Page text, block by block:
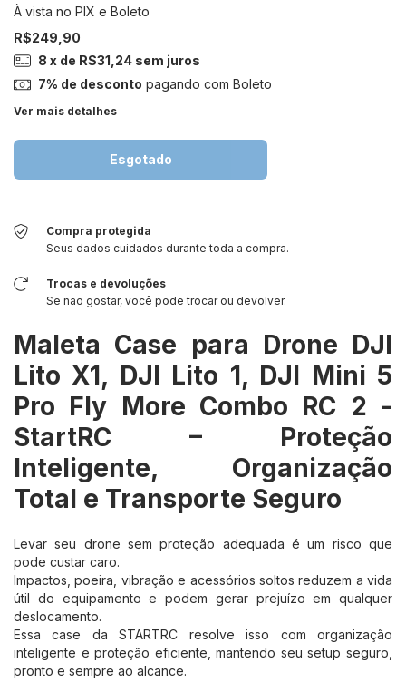
R$249,90
8 x de R$31,24 sem juros
7% de desconto pagando com Boleto
Ver mais detalhes
Compra protegida
Seus dados cuidados durante toda a compra.
Trocas e devoluções
Se não gostar, você pode trocar ou devolver.
Maleta Case para Drone DJI
Lito X1, DJI Lito 1, DJI Mini 5
Pro Fly More Combo RC 2 -
StartRC – Proteção
Inteligente, Organização
Total e Transporte Seguro
Levar seu drone sem proteção adequada é um risco que
pode custar caro.
Impactos, poeira, vibração e acessórios soltos reduzem a vida
útil do equipamento e podem gerar prejuízo em qualquer
deslocamento.
Essa case da STARTRC resolve isso com organização
inteligente e proteção eficiente, mantendo seu setup seguro,
pronto e sempre ao alcance.